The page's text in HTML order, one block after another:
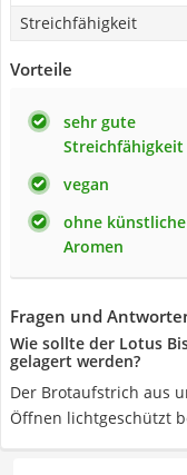
Streichfähigkeit
Vorteile
sehr gute
Streichfähigkeit
vegan
ohne künstliche
Aromen
Fragen und
Wie sollte der Lotus
gelagert werden?
Der Brotaufstrich aus
Öffnen lichtgeschützt